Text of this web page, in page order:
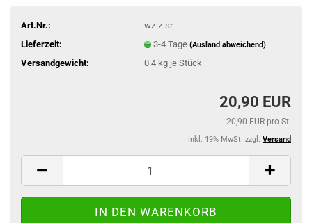
Art.Nr.:
wz-z-sr
Lieferzeit:
3-4 Tage (Ausland abweichend)
Versandgewicht: 0.4kg je Stück
20,90 EUR
20,90 EUR pro St.
inkl. 19% MwSt. zzgl. Versand